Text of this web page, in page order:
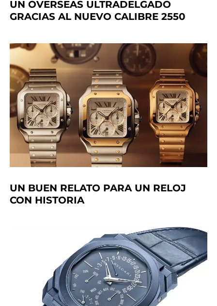
UN OVERSEAS ULTRADELGADO
GRACIAS AL NUEVO CALIBRE 2550
UN BUEN RELATO PARA UN RELOJ
CON HISTORIA